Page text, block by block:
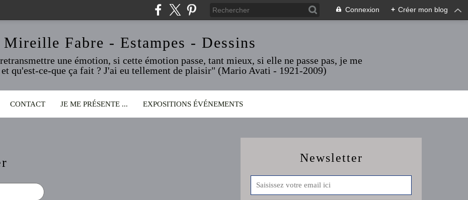
Connexion + Créer mon blog
Mireille Fabre - Estampes - Dessins
une émotion, si cette émotion passe, tant mieux, si elle ne passe pas, je me
qu'est-ce-que ça fait ? J'ai eu tellement de plaisir" (Mario Avati - 1921-2009)
CONTACT JE ME PRÉSENTE ... EXPOSITIONS ÉVÉNEMENTS
Newsletter